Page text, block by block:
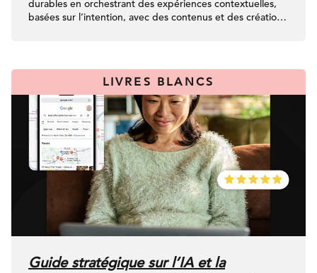
durables en orchestrant des expériences contextuelles,
basées sur l’intention, avec des contenus et des créations
unifiée de la consommation crossplateforme, permettant
une planification plus stratégique pour atteindre la bonne
audience, avec la bonne fréquence, sans gaspillage.
Compenser les lacunes de mesure liées à la
confidentialité et à la perte de signal en itérant
rapidement des modèles statistiques rentables.
LIVRES BLANCS
Guide stratégique sur l’IA et la